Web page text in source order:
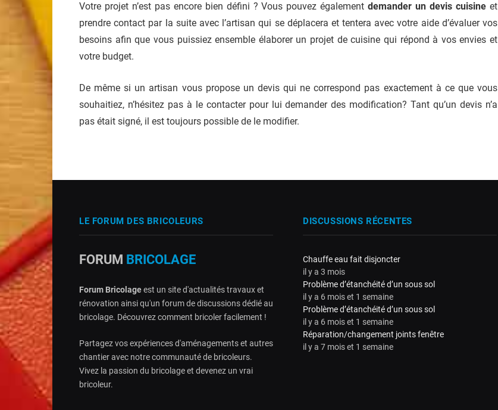
Votre projet n’est pas encore bien défini ? Vous pouvez égalementdemander un devis cuisine et
prendre contact par la suite avec l’artisan qui se déplacera et tentera avec votre aide d’évaluer vos
besoins afin que vous puissiez ensemble élaborer un projet de cuisine qui répond à vos envies et
votre budget.
De même si un artisan vous propose un devis qui ne correspond pas exactement à ce que vous
souhaitiez, n’hésitez pas à le contacter pour lui demander des modification? Tant qu’un devis n’a
pas était signé, il est toujours possible de le modifier.
LE FORUM DES BRICOLEURS
FORUM BRICOLAGE
Forum Bricolageest un site d'actualités travaux et
rénovation ainsi qu'un forum de discussions dédié au
bricolage. Découvrez comment bricoler facilement !
Partagez vos expériences d'aménagements et autres
chantier avec notre communauté de bricoleurs.
Vivez la passion du bricolage et devenez un vrai
bricoleur.
DISCUSSIONS RÉCENTES
Chauffe eau fait disjoncter
il y a 3 mois
Problème d’étanchéité d’un sous sol
il y a 6 mois et 1 semaine
Problème d’étanchéité d’un sous sol
il y a 6 mois et 1 semaine
Réparation/changement joints fenêtre
il y a 7 mois et 1 semaine